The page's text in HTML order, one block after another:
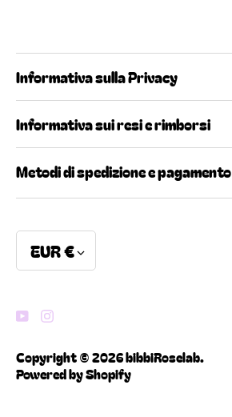
Informativa sulla Privacy
Informativa sui resi e rimborsi
Metodi di spedizione e pagamento
Currency
EUR €
Copyright © 2026bibbiRoselab.
Powered by Shopify